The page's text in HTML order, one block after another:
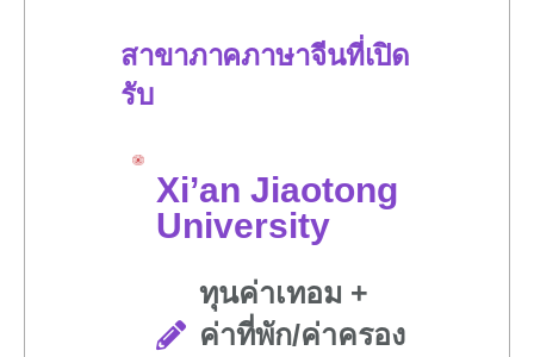
สาขาภาคภาษาจีนที่เปิด
รับ
Xi’an Jiaotong
University
ทุนค่าเทอม +
ค่าที่พัก/ค่าครอง